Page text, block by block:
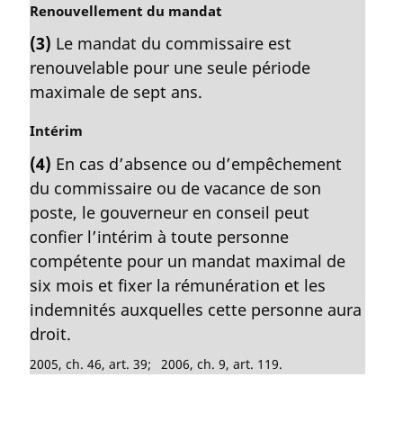
a
l
e
:
N
t
e
m
r
i
n
a
l
e
:
Renouvellement du mandat
(3) Le mandat du commissaire est
renouvelable pour une seule période
maximale de sept ans.
N
t
e
m
r
g
i
n
a
e
Intérim
(4) En cas d’absence ou d’empêchement
du commissaire ou de vacance de son
poste, le gouverneur en conseil peut
confier l’intérim à toute personne
compétente pour un mandat maximal de
six mois et fixer la rémunération et les
indemnités auxquelles cette personne aura
droit.
2005, ch. 46, art. 39 2006, ch. 9, art. 119